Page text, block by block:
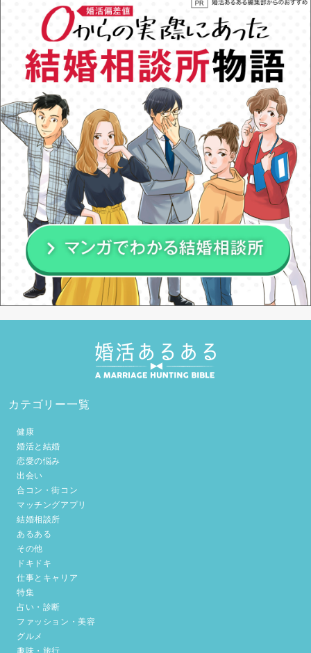
カテゴリー一覧
健康
婚活と結婚
恋愛の悩み
出会い
合コン・街コン
マッチングアプリ
結婚相談所
あるある
その他
ドキドキ
仕事とキャリア
特集
占い・診断
ファッション・美容
グルメ
趣味・旅行